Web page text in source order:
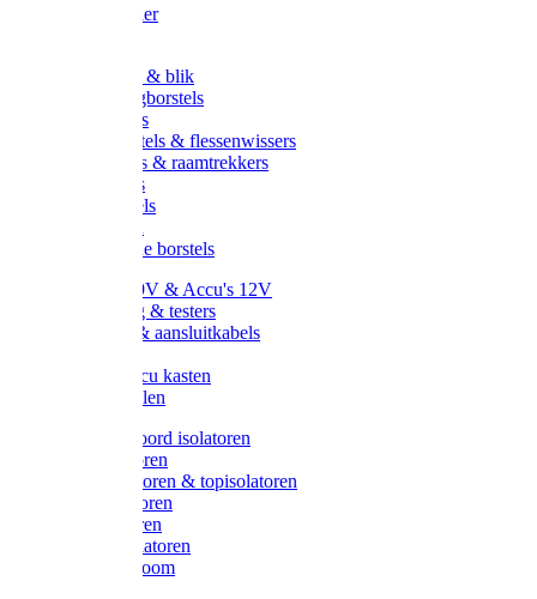
Schuurpapier
Handveger & blik
Voetenveegborstels
Handvegers
Afwasborstels & flessenwissers
Wasborstels & raamtrekkers
Tonborstels
Werkborstels
Hygienische borstels
Batterijen 9V & Accu's 12V
Beveiliging & testers
Kabelsets & aansluitkabels
Metalen accu kasten
Zonnepanelen
Draad & koord isolatoren
Ringisolatoren
Extra isolatoren & topisolatoren
Hoekisolatoren
Lintisolatoren
Afstandisolatoren
Isolatorenboom